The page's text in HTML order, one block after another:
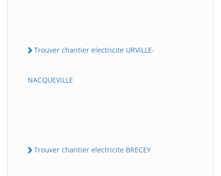
Trouver chantier electricite URViLLE-
NACQUEViLLE
Trouver chantier electricite BRECEY